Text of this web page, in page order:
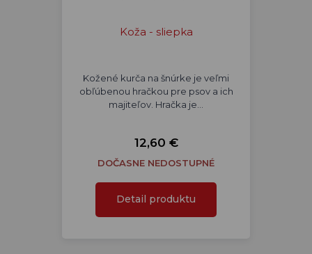
Koža - sliepka
Kožené kurča na šnúrke je veľmi
obľúbenou hračkou pre psov a ich
majiteľov. Hračka je…
12,60 €
DOČASNE NEDOSTUPNÉ
Detail produktu